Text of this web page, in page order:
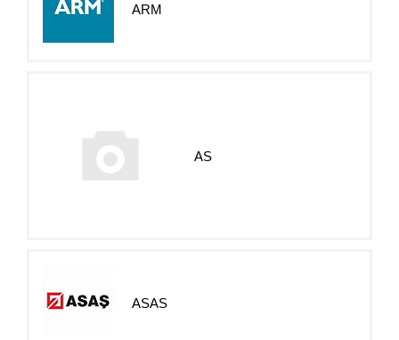
ARM
AS
ASAS